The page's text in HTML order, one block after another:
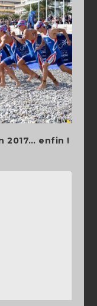
2017… enfin !